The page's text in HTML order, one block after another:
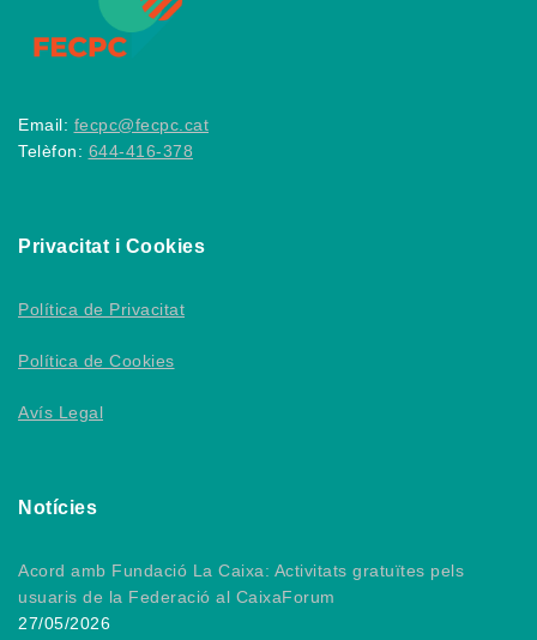
Email: fecpc@fecpc.cat
Telèfon: 644-416-378
Privacitat i Cookies
Política de Privacitat
Política de Cookies
Avís Legal
Notícies
Acord amb Fundació La Caixa: Activitats gratuïtes pels
usuaris de la Federació al CaixaForum
27/05/2026